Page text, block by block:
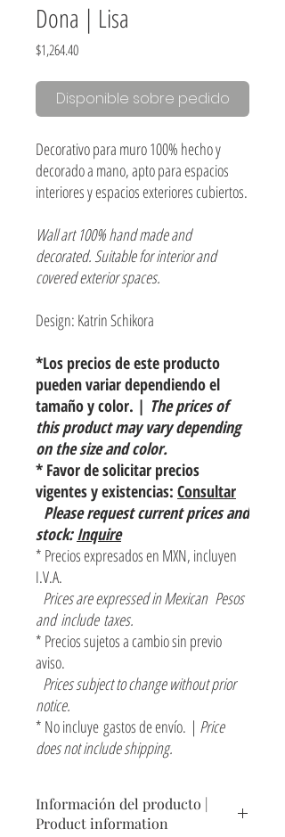
Dona | Lisa
$1,264.40Precio
Disponible sobre pedido
Decorativo para muro 100% hecho y
decorado a mano, apto para espacios
interiores y espacios exteriores cubiertos.
Wall art 100% hand made and
decorated. Suitable for interior and
covered exterior spaces.
Design: Katrin Schikora
*Los precios de este producto
pueden variar dependiendo el
tamaño y color. | The prices of
this product may vary depending
on the size and color.
* Favor de solicitar precios
vigentes y existencias: Consultar
Please request current prices and
stock:Inquire
* Precios expresados en MXN, incluyen
I.V.A.
Prices are expressed in Mexican Pesos
and include taxes.
* Precios sujetos a cambio sin previo
aviso.
Prices subject to change without prior
notice.
* No incluye gastos de envío. | Price
does not include shipping.
Información del producto |
Product information